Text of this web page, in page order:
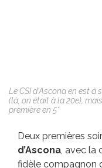
Le CSI d'Ascona en est à
(là, on était à la 20e),
première en 5*
Deux premières
d’Ascona, avec la
fidèle compagnon